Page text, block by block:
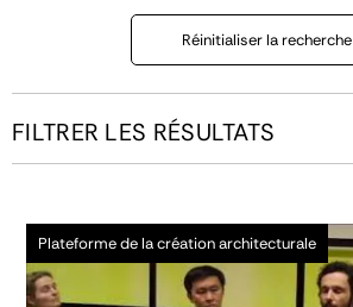
Réinitialiser la recherche
FILTRER LES RÉSULTATS
Plateforme de la création architecturale